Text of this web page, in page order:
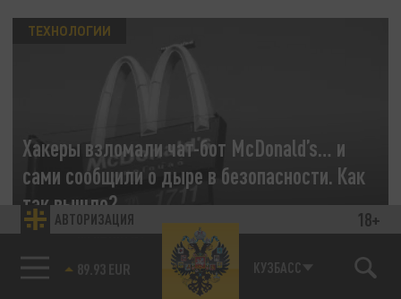
АВТОРИЗАЦИЯ 18+
85.64 BRENT КУЗБАСС
Хакеры взломали чат-бот McDonald’s… и
сами сообщили о дыре в безопасности. Как
так вышло?
ТЕХНОЛОГИИ
64 млн резюме в открытом доступе:
скандал с чат-ботом McDonald’s.